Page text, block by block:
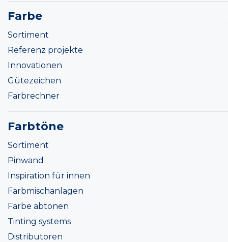
Farbe
Sortiment
Referenz projekte
Innovationen
Gütezeichen
Farbrechner
Farbtöne
Sortiment
Pinwand
Inspiration für innen
Farbmischanlagen
Farbe abtonen
Tinting systems
Distributoren